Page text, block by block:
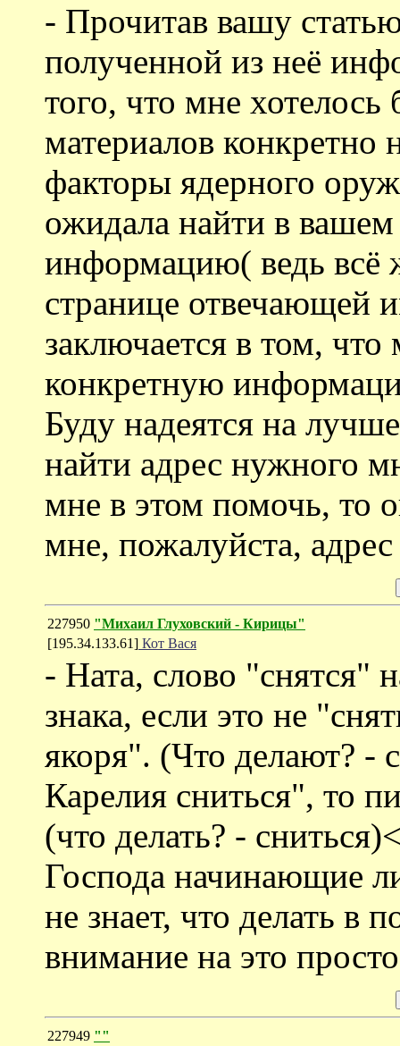
- Прочитав вашу
полученной из неё
того, что мне
материалов
факторы ядерного
ожидала найти в
информацию( ведь всё
странице отвечающей
заключается в том,
конкретную
Буду надеятся на
найти адрес нужного
мне в этом помочь, то
мне, пожалуйста,
227950 "Михаил Глуховский - Кирицы"
[195.34.133.61] Кот Вася
- Ната, слово "снятся"
знака, если это не
якоря". (Что делают? -
Карелия сниться", то
(что делать? -
Господа начинающие
не знает, что делать в
внимание на это
227949 ""